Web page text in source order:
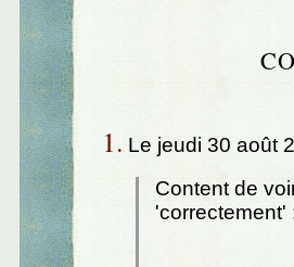
1. Le jeudi 30 août
Content de
'correctement'